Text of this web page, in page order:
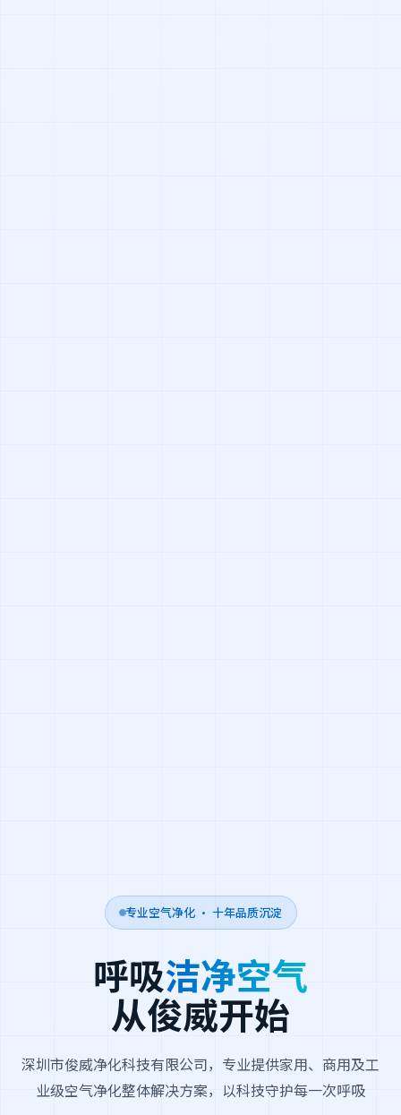
专业空气净化 · 十年品质沉淀
呼吸洁净空气
从俊威开始
深圳市俊威净化科技有限公司，专业提供家用、商用及工
业级空气净化整体解决方案，以科技守护每一次呼吸